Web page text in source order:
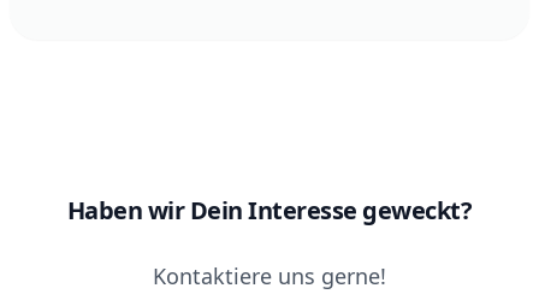
Haben wir Dein Interesse geweckt?
Kontaktiere uns gerne!